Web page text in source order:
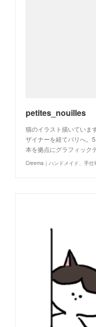
petites_nouilles
猫のイラスト描いていま
ザイナーを経てパリへ。
本を拠点にグラフィック
Creema｜ハンドメイド、手仕